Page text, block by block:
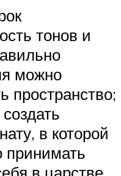
тонов и
можно
пространство;
в которой
принимать